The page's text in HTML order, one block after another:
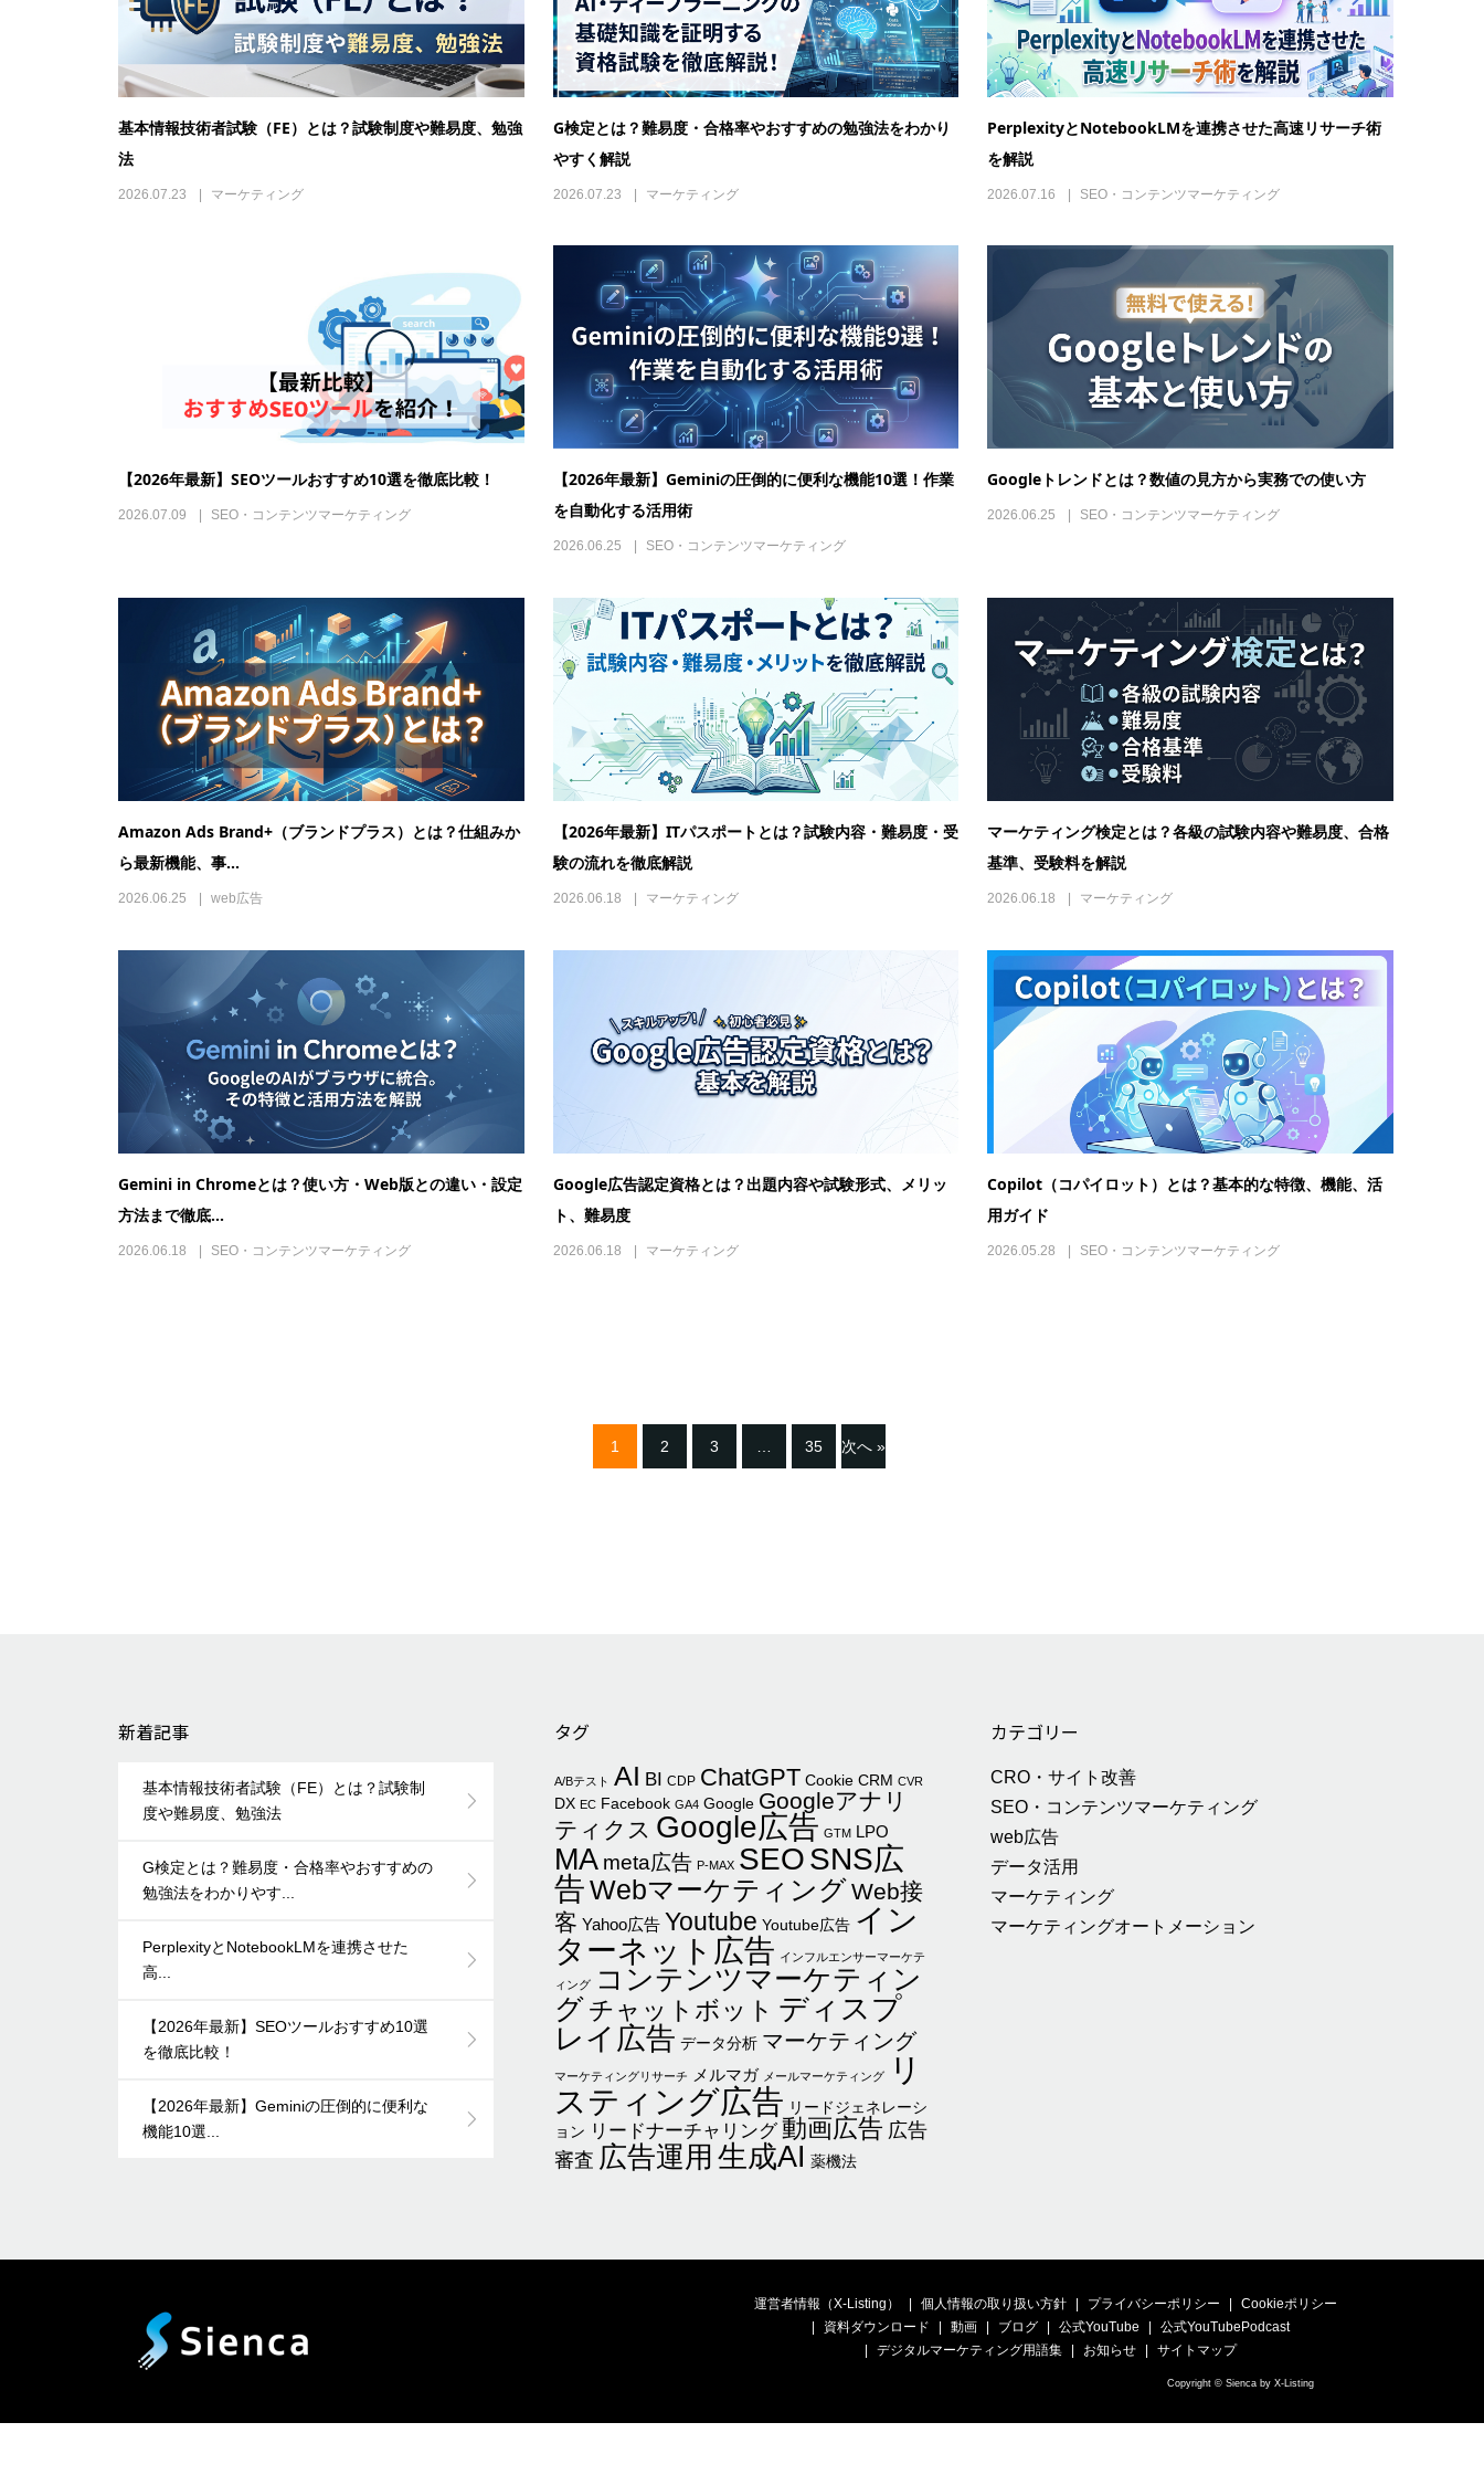
基本情報技術者試験（FE）とは？試験制度や難易度、勉強
法
2026.07.23 マーケティング
G検定とは？難易度・合格率やおすすめの勉強法をわかり
やすく解説
2026.07.23 マーケティング
PerplexityとNotebookLMを連携させた高速リサーチ術
を解説
2026.07.16 SEO・コンテンツマーケティング
【2026年最新】SEOツールおすすめ10選を徹底比較！
2026.07.09 SEO・コンテンツマーケティング
【2026年最新】Geminiの圧倒的に便利な機能10選！作業
を自動化する活用術
2026.06.25 SEO・コンテンツマーケティング
Googleトレンドとは？数値の見方から実務での使い方
2026.06.25 SEO・コンテンツマーケティング
Amazon Ads Brand+（ブランドプラス）とは？仕組みか
ら最新機能、事...
2026.06.25 web広告
【2026年最新】ITパスポートとは？試験内容・難易度・受
験の流れを徹底解説
2026.06.18 マーケティング
マーケティング検定とは？各級の試験内容や難易度、合格
基準、受験料を解説
2026.06.18 マーケティング
Gemini in Chromeとは？使い方・Web版との違い・設定
方法まで徹底...
2026.06.18 SEO・コンテンツマーケティング
Google広告認定資格とは？出題内容や試験形式、メリッ
ト、難易度
2026.06.18 マーケティング
Copilot（コパイロット）とは？基本的な特徴、機能、活
用ガイド
2026.05.28 SEO・コンテンツマーケティング
1 2 3 35 次へ »
新着記事
基本情報技術者試験（FE）とは？試験制
度や難易度、勉強法
G検定とは？難易度・合格率やおすすめの
勉強法をわかりやす...
PerplexityとNotebookLMを連携させた
高...
【2026年最新】SEOツールおすすめ10選
を徹底比較！
【2026年最新】Geminiの圧倒的に便利な
機能10選...
タグ
A/Bテスト AI BI CDP ChatGPT Cookie CRM CVR
DX EC Facebook GA4 Google Googleアナリ
ティクス Google広告 GTM LPO
MA meta広告 P-MAX SEOSNS広
告WebマーケティングWeb接
客 Yahoo広告 Youtube Youtube広告 イン
ターネット広告 インフルエンサーマーケテ
ィング
コンテンツマーケティン
グ チャットボット ディスプ
レイ広告 データ分析 マーケティング
マーケティングリサーチ メルマガ メールマーケティング
リ
スティング広告 リードジェネレーシ
ョン リードナーチャリング 動画広告 広告
審査 広告運用 生成AI 薬機法
カテゴリー
CRO・サイト改善
SEO・コンテンツマーケティング
web広告
データ活用
マーケティング
マーケティングオートメーション
運営者情報（X-Listing） 個人情報の取り扱い方針 プライバシーポリシー
Cookieポリシー
資料ダウンロード
動画 ブログ 公式YouTube
公式YouTubePodcast
デジタルマーケティング用語集
お知らせ サイトマップ
Copyright © Sienca by X-Listing